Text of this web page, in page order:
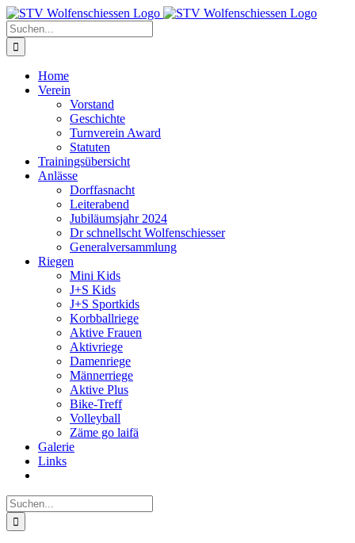
Zum
Inhalt
springen
Suche
nach:
Home
Verein
Vorstand
Geschichte
Turnverein Award
Statuten
Trainingsübersicht
Anlässe
Dorffasnacht
Leiterabend
Jubiläumsjahr 2024
Dr schnellscht Wolfenschiesser
Generalversammlung
Riegen
Mini Kids
J+S Kids
J+S Sportkids
Korbballriege
Aktive Frauen
Aktivriege
Damenriege
Männerriege
Aktive Plus
Bike-Treff
Volleyball
Zäme go laifä
Galerie
Links
Suche
nach: